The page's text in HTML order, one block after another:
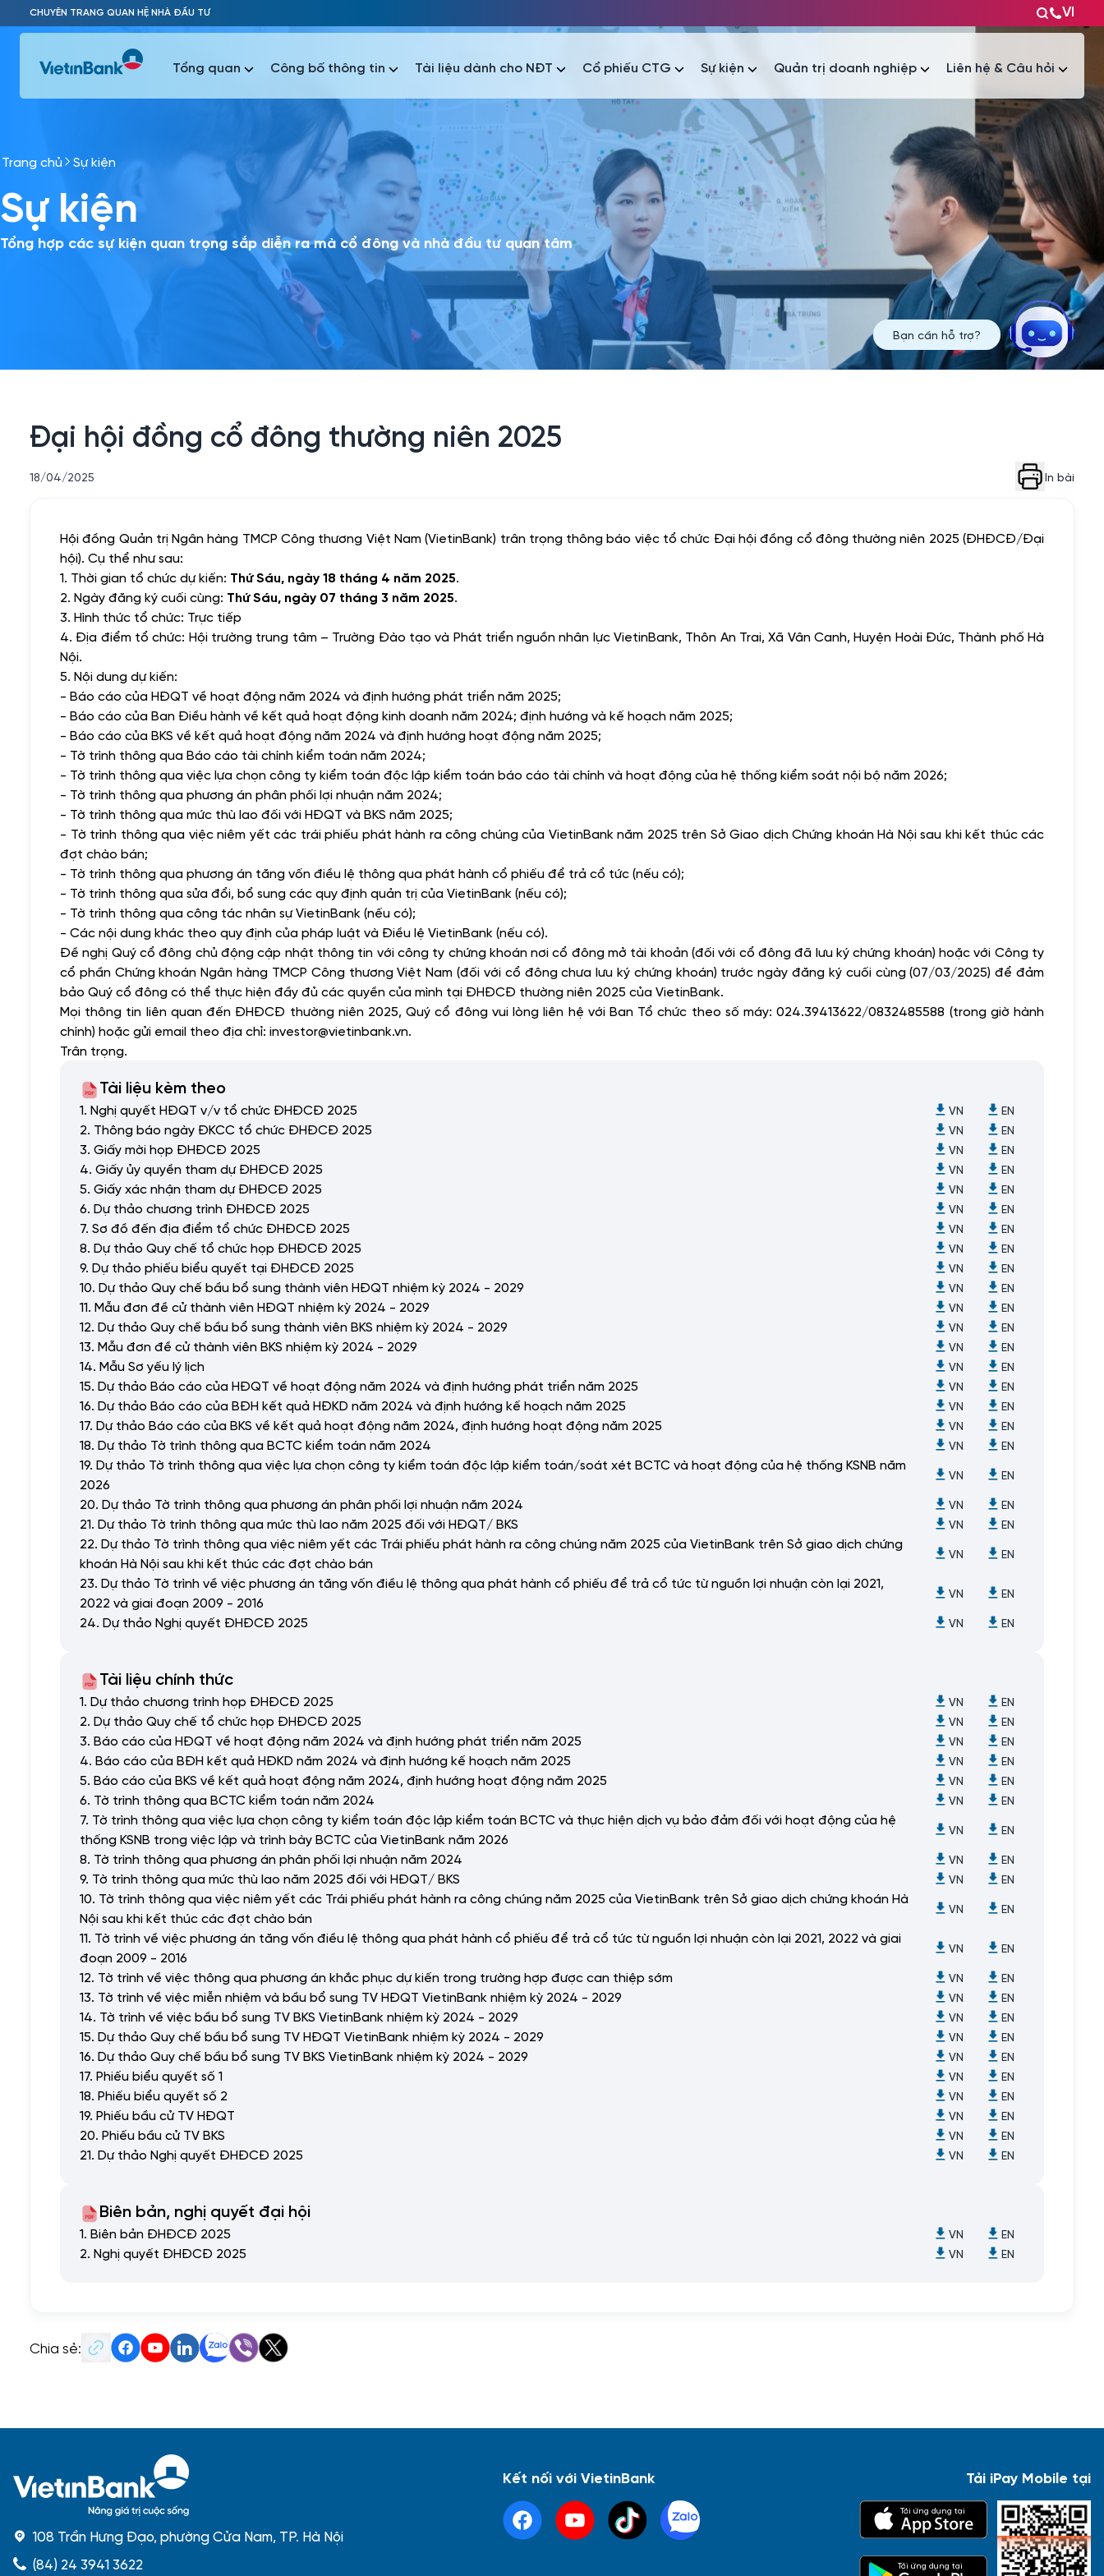
Skip to Main Content
CHUYÊN TRANG QUAN HỆ NHÀ ĐẦU TƯ VI
Phổ biến nhất
Báo cáo tài chính Thông tin giao dịch Công bố thông tin Sự kiện
Tổng quan Công bố thông tin Tài liệu dành cho NĐT Cổ phiếu CTG Sự kiện Quản trị doanh nghiệp Liên hệ & Câu hỏi
Phổ biến nhất
Thông tin giao dịch Công bố thông tin Tài liệu
Trang chủ Sự kiện
Sự kiện
Tổng hợp các sự kiện quan trọng sắp diễn ra mà cổ đông và nhà đầu tư quan tâm
Đại hội đồng cổ đông thường niên 2025
18/04/2025 In bài
Hội đồng Quản trị Ngân hàng TMCP Công thương Việt Nam (VietinBank) trân trọng thông báo việc tổ chức Đại hội đồng cổ đông thường niên 2025 (ĐHĐCĐ/Đại
hội). Cụ thể như sau:
1. Thời gian tổ chức dự kiến: Thứ Sáu, ngày 18 tháng 4 năm 2025.
2. Ngày đăng ký cuối cùng: Thứ Sáu, ngày 07 tháng 3 năm 2025.
3. Hình thức tổ chức: Trực tiếp
4. Địa điểm tổ chức: Hội trường trung tâm – Trường Đào tạo và Phát triển nguồn nhân lực VietinBank, Thôn An Trai, Xã Vân Canh, Huyện Hoài Đức, Thành phố Hà
Nội.
5. Nội dung dự kiến:
- Báo cáo của HĐQT về hoạt động năm 2024 và định hướng phát triển năm 2025;
- Báo cáo của Ban Điều hành về kết quả hoạt động kinh doanh năm 2024; định hướng và kế hoạch năm 2025;
- Báo cáo của BKS về kết quả hoạt động năm 2024 và định hướng hoạt động năm 2025;
- Tờ trình thông qua Báo cáo tài chính kiểm toán năm 2024;
- Tờ trình thông qua việc lựa chọn công ty kiểm toán độc lập kiểm toán báo cáo tài chính và hoạt động của hệ thống kiểm soát nội bộ năm 2026;
- Tờ trình thông qua phương án phân phối lợi nhuận năm 2024;
- Tờ trình thông qua mức thù lao đối với HĐQT và BKS năm 2025;
- Tờ trình thông qua việc niêm yết các trái phiếu phát hành ra công chúng của VietinBank năm 2025 trên Sở Giao dịch Chứng khoán Hà Nội sau khi kết thúc các
đợt chào bán;
- Tờ trình thông qua phương án tăng vốn điều lệ thông qua phát hành cổ phiếu để trả cổ tức (nếu có);
- Tờ trình thông qua sửa đổi, bổ sung các quy định quản trị của VietinBank (nếu có);
- Tờ trình thông qua công tác nhân sự VietinBank (nếu có);
- Các nội dung khác theo quy định của pháp luật và Điều lệ VietinBank (nếu có).
Đề nghị Quý cổ đông chủ động cập nhật thông tin với công ty chứng khoán nơi cổ đông mở tài khoản (đối với cổ đông đã lưu ký chứng khoán) hoặc với Công ty
cổ phần Chứng khoán Ngân hàng TMCP Công thương Việt Nam (đối với cổ đông chưa lưu ký chứng khoán) trước ngày đăng ký cuối cùng (07/03/2025) để đảm
bảo Quý cổ đông có thể thực hiện đầy đủ các quyền của mình tại ĐHĐCĐ thường niên 2025 của VietinBank.
Mọi thông tin liên quan đến ĐHĐCĐ thường niên 2025, Quý cổ đông vui lòng liên hệ với Ban Tổ chức theo số máy: 024.39413622/0832485588 (trong giờ hành
chính) hoặc gửi email theo địa chỉ: investor@vietinbank.vn.
Trân trọng.
Tài liệu kèm theo
1. Nghị quyết HĐQT v/v tổ chức ĐHĐCĐ 2025
VN EN
2. Thông báo ngày ĐKCC tổ chức ĐHĐCĐ 2025 VN EN
3. Giấy mời họp ĐHĐCĐ 2025 VN EN
4. Giấy ủy quyền tham dự ĐHĐCĐ 2025 VN EN
5. Giấy xác nhận tham dự ĐHĐCĐ 2025 VN EN
6. Dự thảo chương trình ĐHĐCĐ 2025 VN EN
7. Sơ đồ đến địa điểm tổ chức ĐHĐCĐ 2025 VN EN
8. Dự thảo Quy chế tổ chức họp ĐHĐCĐ 2025 VN EN
9. Dự thảo phiếu biểu quyết tại ĐHĐCĐ 2025 VN EN
10. Dự thảo Quy chế bầu bổ sung thành viên HĐQT nhiệm kỳ 2024 - 2029 VN EN
11. Mẫu đơn đề cử thành viên HĐQT nhiệm kỳ 2024 - 2029 VN EN
12. Dự thảo Quy chế bầu bổ sung thành viên BKS nhiệm kỳ 2024 - 2029 VN EN
13. Mẫu đơn đề cử thành viên BKS nhiệm kỳ 2024 - 2029 VN EN
14. Mẫu Sơ yếu lý lịch VN EN
15. Dự thảo Báo cáo của HĐQT về hoạt động năm 2024 và định hướng phát triển năm 2025 VN EN
16. Dự thảo Báo cáo của BĐH kết quả HĐKD năm 2024 và định hướng kế hoạch năm 2025 VN EN
17. Dự thảo Báo cáo của BKS về kết quả hoạt động năm 2024, định hướng hoạt động năm 2025 VN EN
18. Dự thảo Tờ trình thông qua BCTC kiểm toán năm 2024 VN EN
19. Dự thảo Tờ trình thông qua việc lựa chọn công ty kiểm toán độc lập kiểm toán/soát xét BCTC và hoạt động của hệ thống KSNB năm
2026
VN EN
20. Dự thảo Tờ trình thông qua phương án phân phối lợi nhuận năm 2024 VN EN
21. Dự thảo Tờ trình thông qua mức thù lao năm 2025 đối với HĐQT/ BKS VN EN
22. Dự thảo Tờ trình thông qua việc niêm yết các Trái phiếu phát hành ra công chúng năm 2025 của VietinBank trên Sở giao dịch chứng
khoán Hà Nội sau khi kết thúc các đợt chào bán
VN EN
23. Dự thảo Tờ trình về việc phương án tăng vốn điều lệ thông qua phát hành cổ phiếu để trả cổ tức từ nguồn lợi nhuận còn lại 2021,
2022 và giai đoạn 2009 - 2016
VN EN
24. Dự thảo Nghị quyết ĐHĐCĐ 2025 VN EN
Tài liệu chính thức
1. Dự thảo chương trình họp ĐHĐCĐ 2025
VN EN
2. Dự thảo Quy chế tổ chức họp ĐHĐCĐ 2025 VN EN
3. Báo cáo của HĐQT về hoạt động năm 2024 và định hướng phát triển năm 2025 VN EN
4. Báo cáo của BĐH kết quả HĐKD năm 2024 và định hướng kế hoạch năm 2025 VN EN
5. Báo cáo của BKS về kết quả hoạt động năm 2024, định hướng hoạt động năm 2025 VN EN
6. Tờ trình thông qua BCTC kiểm toán năm 2024 VN EN
7. Tờ trình thông qua việc lựa chọn công ty kiểm toán độc lập kiểm toán BCTC và thực hiện dịch vụ bảo đảm đối với hoạt động của hệ
thống KSNB trong việc lập và trình bày BCTC của VietinBank năm 2026
VN EN
8. Tờ trình thông qua phương án phân phối lợi nhuận năm 2024 VN EN
9. Tờ trình thông qua mức thù lao năm 2025 đối với HĐQT/ BKS VN EN
10. Tờ trình thông qua việc niêm yết các Trái phiếu phát hành ra công chúng năm 2025 của VietinBank trên Sở giao dịch chứng khoán Hà
Nội sau khi kết thúc các đợt chào bán
VN EN
11. Tờ trình về việc phương án tăng vốn điều lệ thông qua phát hành cổ phiếu để trả cổ tức từ nguồn lợi nhuận còn lại 2021, 2022 và giai
đoạn 2009 - 2016
VN EN
12. Tờ trình về việc thông qua phương án khắc phục dự kiến trong trường hợp được can thiệp sớm VN EN
13. Tờ trình về việc miễn nhiệm và bầu bổ sung TV HĐQT VietinBank nhiệm kỳ 2024 - 2029 VN EN
14. Tờ trình về việc bầu bổ sung TV BKS VietinBank nhiệm kỳ 2024 - 2029 VN EN
15. Dự thảo Quy chế bầu bổ sung TV HĐQT VietinBank nhiệm kỳ 2024 - 2029 VN EN
16. Dự thảo Quy chế bầu bổ sung TV BKS VietinBank nhiệm kỳ 2024 - 2029 VN EN
17. Phiếu biểu quyết số 1 VN EN
18. Phiếu biểu quyết số 2 VN EN
19. Phiếu bầu cử TV HĐQT VN EN
20. Phiếu bầu cử TV BKS VN EN
21. Dự thảo Nghị quyết ĐHĐCĐ 2025 VN EN
Biên bản, nghị quyết đại hội
1. Biên bản ĐHĐCĐ 2025
VN EN
2. Nghị quyết ĐHĐCĐ 2025 VN EN
Chia sẻ:
Bạn cần hỗ trợ?
108 Trần Hưng Đạo, phường Cửa Nam, TP. Hà Nội
(84) 24 3941 3622
Kết nối với VietinBank Tải iPay Mobile tại
Tải ứng dụng tại
Tải ứng dụng tại